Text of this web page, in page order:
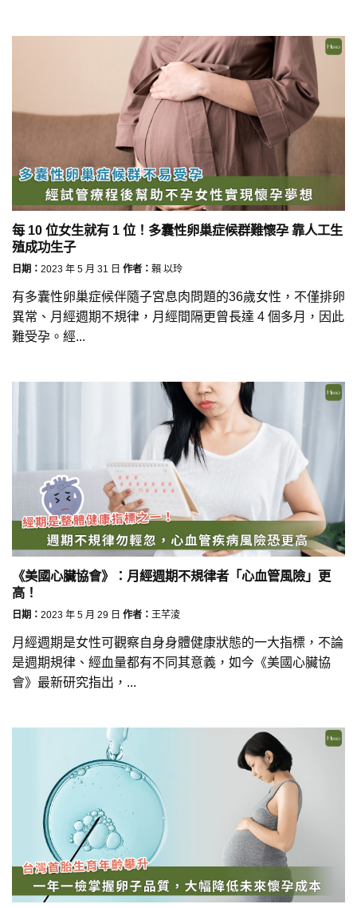
每 10 位女生就有 1 位！多囊性卵巢症候群難懷孕 靠人工生
殖成功生子
日期： 2023 年 5 月 31 日 作者： 賴 以玲
有多囊性卵巢症候伴隨子宮息肉問題的36歲女性，不僅排卵
異常、月經週期不規律，月經間隔更曾長達 4 個多月，因此
難受孕。經...
《美國心臟協會》：月經週期不規律者「心血管風險」更
高！
日期： 2023 年 5 月 29 日 作者： 王芊淩
月經週期是女性可觀察自身身體健康狀態的一大指標，不論
是週期規律、經血量都有不同其意義，如今《美國心臟協
會》最新研究指出，...